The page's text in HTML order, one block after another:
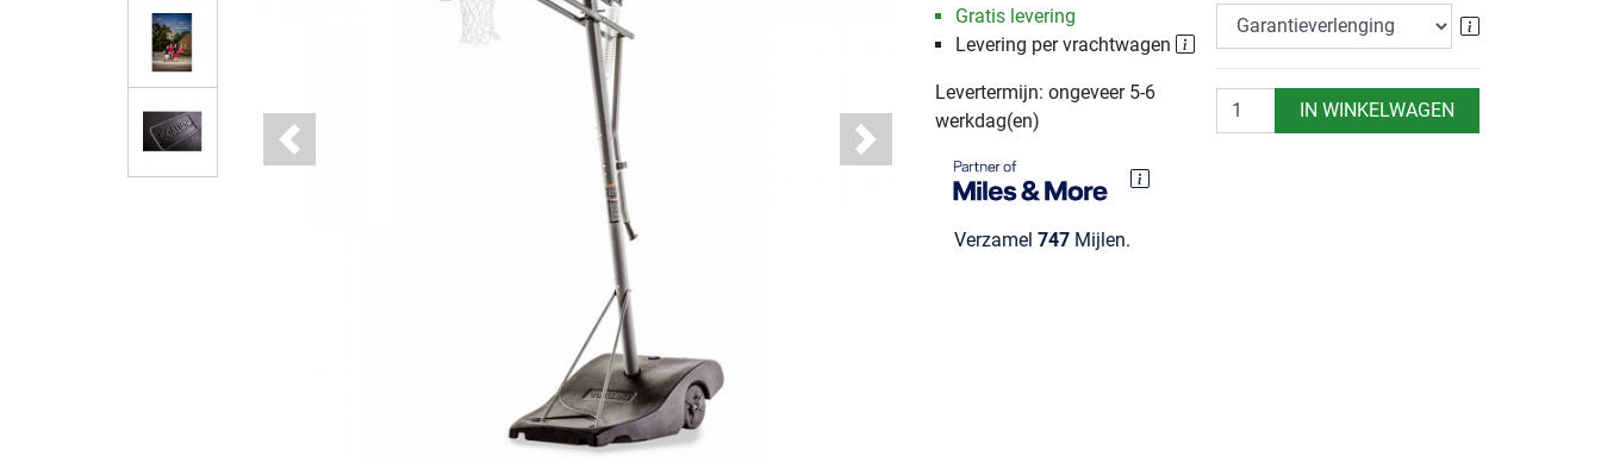
Previous Next
Gratis levering
Levering per vrachtwagen
Levertermijn: ongeveer 5-6
werkdag(en)
Verzamel 747Mijlen.
Aantal IN WINKELWAGEN